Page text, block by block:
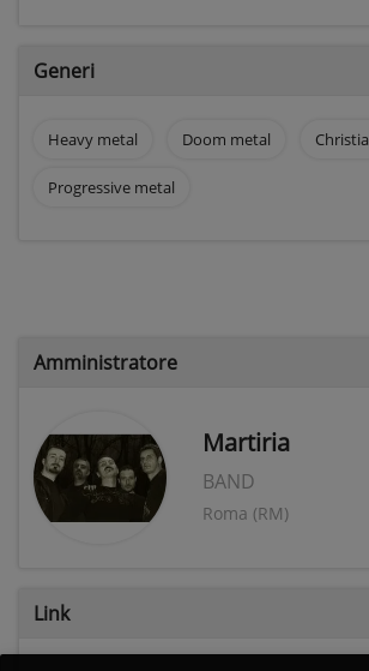
Generi
Heavy metal Doom metal
Progressive metal
Amministratore
Martiria
BAND
Roma (RM)
Link